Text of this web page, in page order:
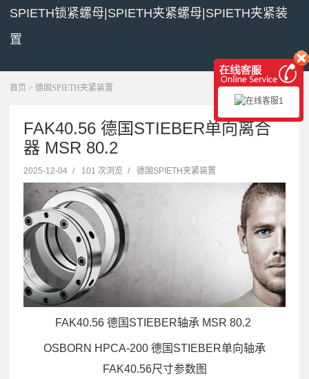
SPIETH锁紧螺母|SPIETH夹紧螺母|SPIETH夹紧装
置
展开菜单
首页 > 德国SPIETH夹紧装置
FAK40.56 德国STIEBER单向离合
器 MSR 80.2
2025-12-04 / 101 次浏览 / 德国SPIETH夹紧装置
FAK40.56 德国STIEBER轴承 MSR 80.2
OSBORN HPCA-200 德国STIEBER单向轴承
FAK40.56尺寸参数图